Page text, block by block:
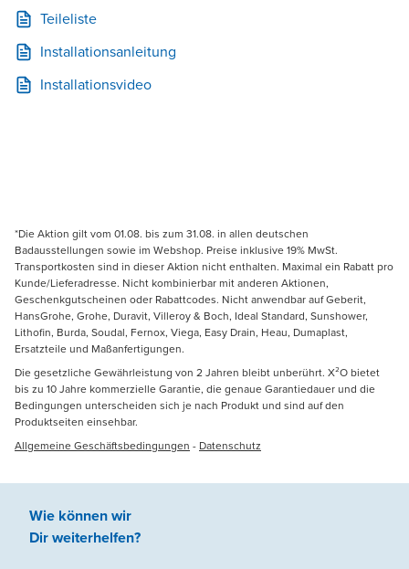
Teileliste
Installationsanleitung
Installationsvideo
*Die Aktion gilt vom 01.08. bis zum 31.08. in allen deutschen
Badausstellungen sowie im Webshop. Preise inklusive 19% MwSt.
Transportkosten sind in dieser Aktion nicht enthalten. Maximal ein Rabatt pro
Kunde/Lieferadresse. Nicht kombinierbar mit anderen Aktionen,
Geschenkgutscheinen oder Rabattcodes. Nicht anwendbar auf Geberit,
HansGrohe, Grohe, Duravit, Villeroy & Boch, Ideal Standard, Sunshower,
Lithofin, Burda, Soudal, Fernox, Viega, Easy Drain, Heau, Dumaplast,
Ersatzteile und Maßanfertigungen.
Die gesetzliche Gewährleistung von 2 Jahren bleibt unberührt. X²O bietet
bis zu 10 Jahre kommerzielle Garantie, die genaue Garantiedauer und die
Bedingungen unterscheiden sich je nach Produkt und sind auf den
Produktseiten einsehbar.
Allgemeine Geschäftsbedingungen - Datenschutz
Wie können wir
Dir weiterhelfen?